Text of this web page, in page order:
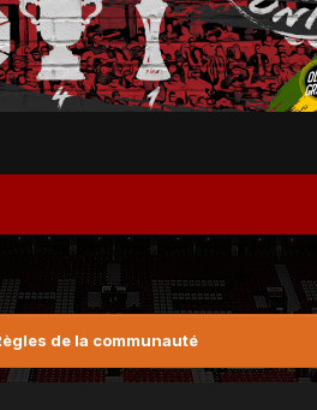
de la communauté